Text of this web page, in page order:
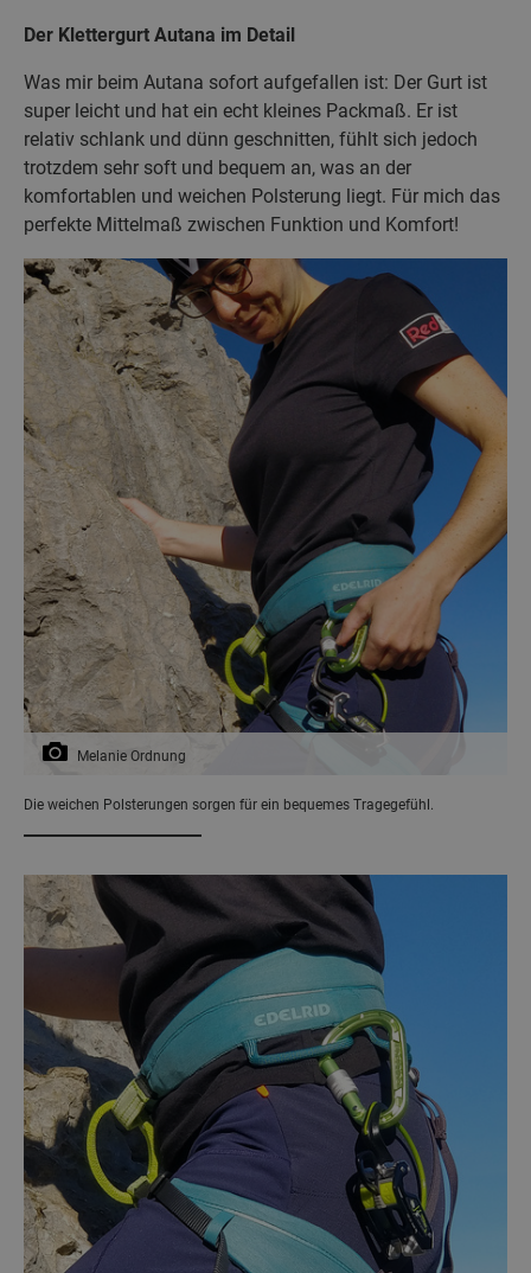
Der Klettergurt Autana im Detail
Was mir beim Autana sofort aufgefallen ist: Der Gurt ist
super leicht und hat ein echt kleines Packmaß. Er ist
relativ schlank und dünn geschnitten, fühlt sich jedoch
trotzdem sehr soft und bequem an, was an der
komfortablen und weichen Polsterung liegt. Für mich das
perfekte Mittelmaß zwischen Funktion und Komfort!
Melanie Ordnung
Die weichen Polsterungen sorgen für ein bequemes Tragegefühl.